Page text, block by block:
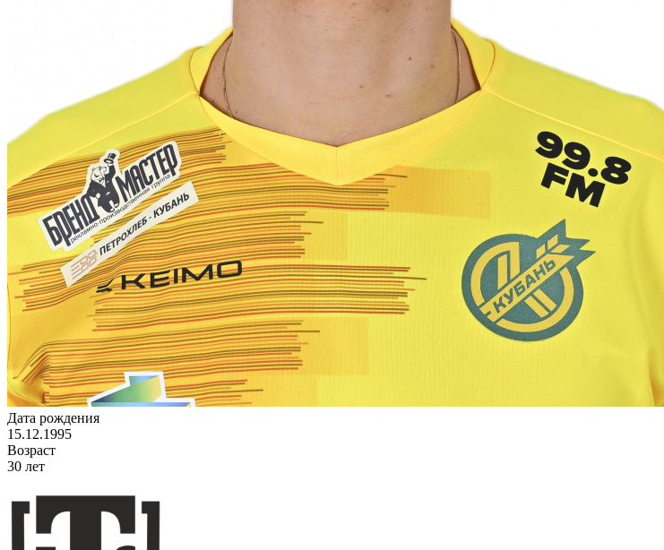
Дата рождения
15.12.1995
Возраст
30 лет